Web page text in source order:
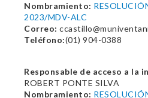
Nombramiento:
2023/MDV-ALC
Correo:
Teléfono:(01) 904-0388
Responsable de acceso a la
ROBERT PONTE SILVA
Nombramiento: